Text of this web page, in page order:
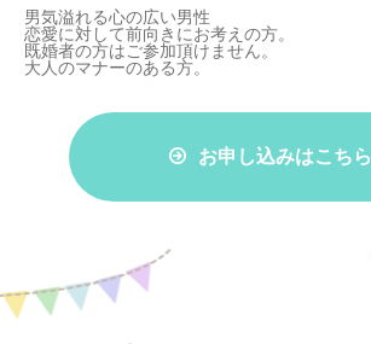
男気溢れる心の広い男性
恋愛に対して前向きにお考えの方。
既婚者の方はご参加頂けません。
大人のマナーのある方。
お申し込みはこちら